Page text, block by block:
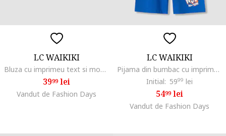
LC WAIKIKI
Bluza cu imprimeu text si model 2-in-1, Alb/Albastru ultramarin
3999lei
Vandut de Fashion Days
LC WAIKIKI
Pijama din bumbac cu imprimeu cu baschet, Alb murdar/Albastru
Initial: 5999 lei
5499lei
Vandut de Fashion Days